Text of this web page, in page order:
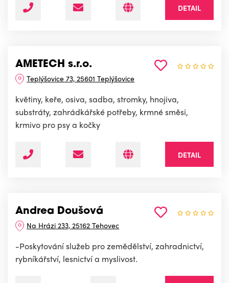
DETAIL
AMETECH s.r.o.
Teplýšovice 73, 25601 Teplýšovice
květiny, keře, osiva, sadba, stromky, hnojiva,
substráty, zahrádkářské potřeby, krmné směsi,
krmivo pro psy a kočky
DETAIL
Andrea Doušová
Na Hrázi 233, 25162 Tehovec
-Poskytování služeb pro zemědělství, zahradnictví,
rybníkářství, lesnictví a myslivost.